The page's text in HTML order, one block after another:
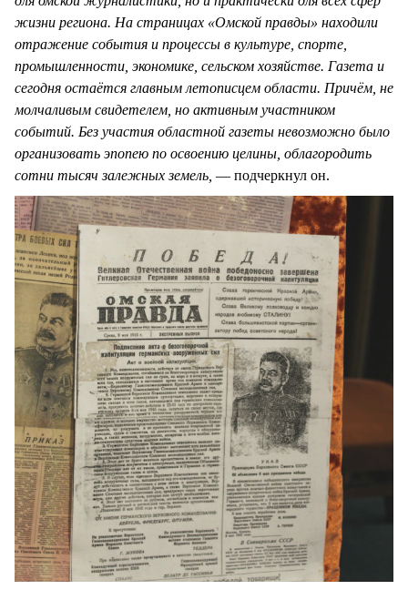
жизни региона. На страницах «Омской правды» находили
отражение события и процессы в культуре, спорте,
промышленности, экономике, сельском хозяйстве. Газета и
сегодня остаётся главным летописцем области. Причём, не
молчаливым свидетелем, но активным участником
событий. Без участия областной газеты невозможно было
организовать эпопею по освоению целины, облагородить
сотни тысяч залежных земель, — подчеркнул он.